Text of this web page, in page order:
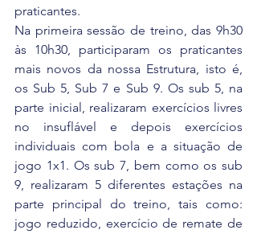
praticantes.
Na primeira sessão de treino, das 9h30
às 10h30, participaram os praticantes
mais novos da nossa Estrutura, isto é,
os Sub 5, Sub 7 e Sub 9. Os sub 5, na
parte inicial, realizaram exercícios livres
no insuflável e depois exercícios
individuais com bola e a situação de
jogo 1x1. Os sub 7, bem como os sub
9, realizaram 5 diferentes estações na
parte principal do treino, tais como:
jogo reduzido, exercício de remate de